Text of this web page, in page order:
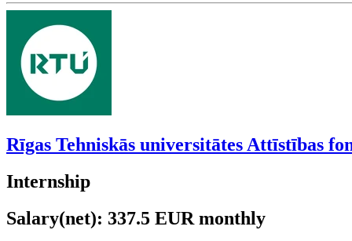
Rīgas Tehniskās universitātes Attīstības
Internship
Salary(net): 337.5 EUR monthly